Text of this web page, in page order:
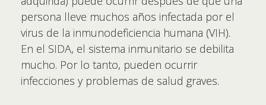
persona lleve muchos años infectada por el
virus de la inmunodeficiencia humana (VIH).
En el SIDA, el sistema inmunitario se debilita
mucho. Por lo tanto, pueden ocurrir
infecciones y problemas de salud graves.